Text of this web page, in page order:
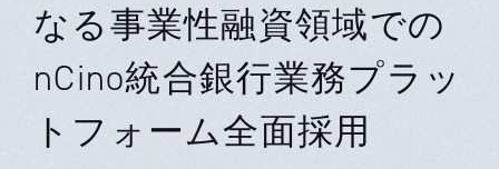
なる事業性融資領域での
nCino統合銀行業務プラッ
トフォーム全面採用